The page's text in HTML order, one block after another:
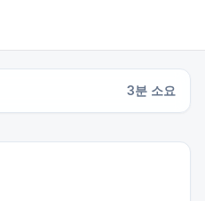
3분 소요